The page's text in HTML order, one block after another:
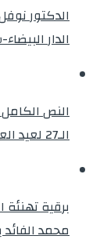
الدار
النص
الـ27 لعيد العرش المجيد
برقية
محمد